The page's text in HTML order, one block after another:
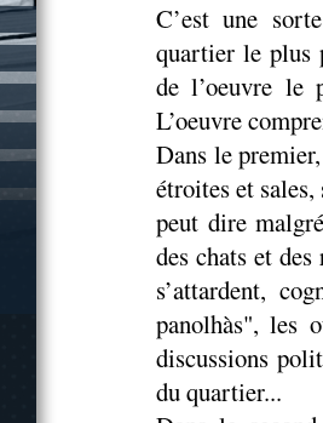
C’est une
quartier le plus
de l’oeuvre le
L’oeuvre
Dans le
étroites et sales,
peut dire
des chats et
s’attardent,
panolhàs", les
discussions
du quartier...